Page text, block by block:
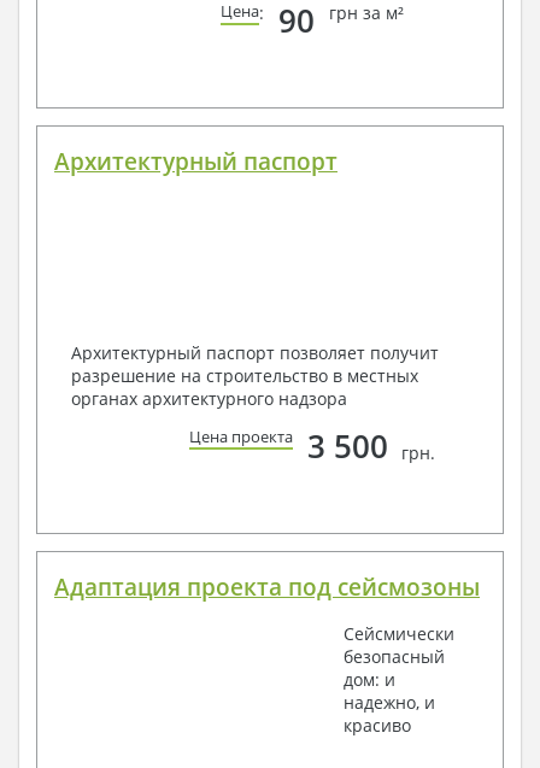
Цена: 90 грн за м²
Архитектурный паспорт
Архитектурный паспорт позволяет получит
разрешение на строительство в местных
органах архитектурного надзора
Цена проекта 3 500 грн.
Адаптация проекта под сейсмозоны
Сейсмически
безопасный
дом: и
надежно, и
красиво